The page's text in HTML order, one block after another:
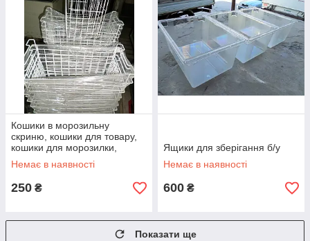
Кошики в морозильну
скриню, кошики для товару,
кошики для морозилки,
кошики в морозильну камеру,
сітки в л
Немає в наявності
250 ₴
Ящики для зберігання б/у
Немає в наявності
600 ₴
Показати ще